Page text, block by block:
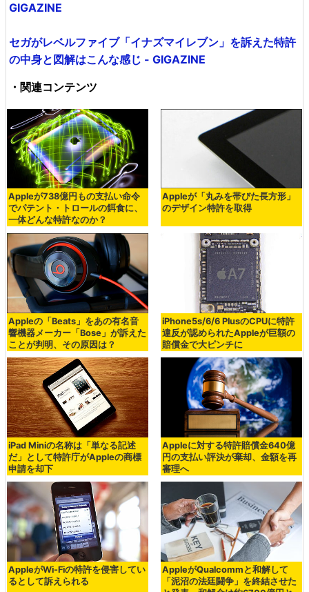
GIGAZINE
セガがレベルファイブ「イナズマイレブン」を訴えた特許
の中身と図解はこんな感じ - GIGAZINE
・関連コンテンツ
Appleが738億円もの支払い命令
でパテント・トロールの餌食に、
一体どんな特許なのか？
Appleが「丸みを帯びた長方形」
のデザイン特許を取得
Appleの「Beats」をあの有名音
響機器メーカー「Bose」が訴えた
ことが判明、その原因は？
iPhone5s/6/6 PlusのCPUに特許
違反が認められたAppleが巨額の
賠償金で大ピンチに
iPad Miniの名称は「単なる記述
だ」として特許庁がAppleの商標
申請を却下
Appleに対する特許賠償金640億
円の支払い評決が棄却、金額を再
審理へ
AppleがWi-Fiの特許を侵害してい
るとして訴えられる
AppleがQualcommと和解して
「泥沼の法廷闘争」を終結させた